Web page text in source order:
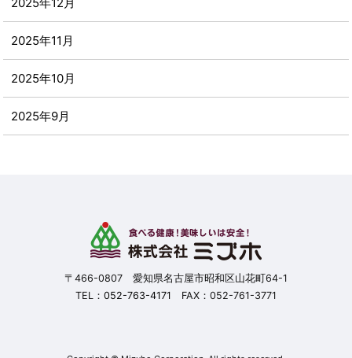
2025年11月
2025年10月
2025年9月
〒466-0807 愛知県名古屋市昭和区山花町64-1
TEL： 052-763-4171 FAX：052-761-3771